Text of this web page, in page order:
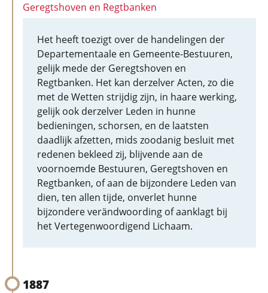
Geregtshoven en Regtbanken
Het heeft toezigt over de handelingen der
Departementaale en Gemeente-Bestuuren,
gelijk mede der Geregtshoven en
Regtbanken. Het kan derzelver Acten, zo die
met de Wetten strijdig zijn, in haare werking,
gelijk ook derzelver Leden in hunne
bedieningen, schorsen, en de laatsten
daadlijk afzetten, mids zoodanig besluit met
redenen bekleed zij, blijvende aan de
voornoemde Bestuuren, Geregtshoven en
Regtbanken, of aan de bijzondere Leden van
dien, ten allen tijde, onverlet hunne
bijzondere verändwoording of aanklagt bij
het Vertegenwoordigend Lichaam.
1887